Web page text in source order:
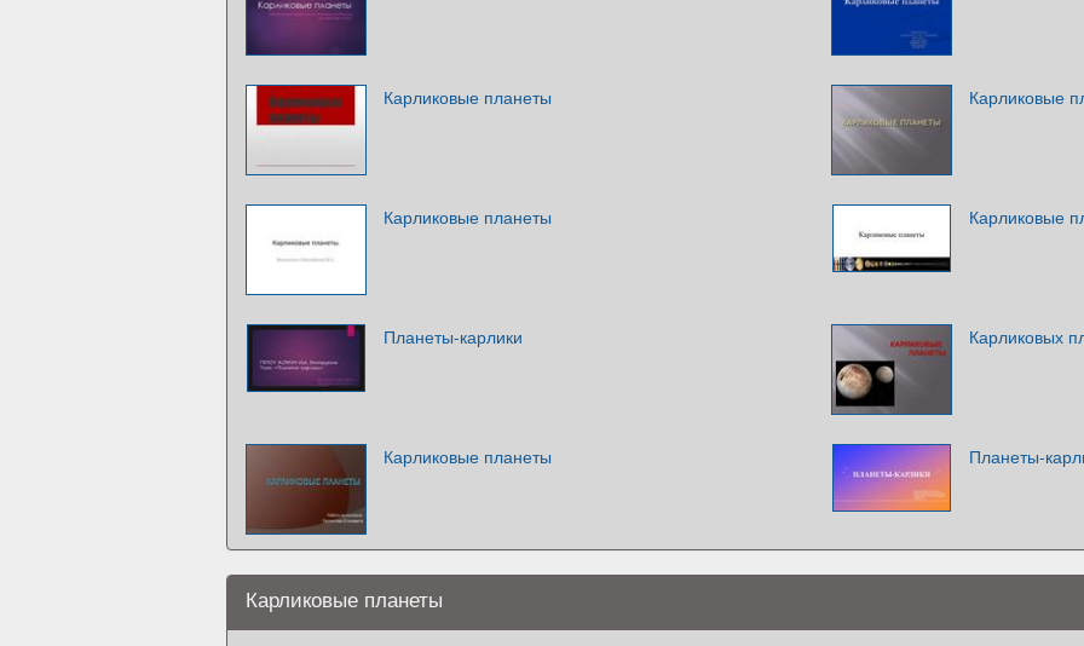
Карликовые планеты Карликовые
Карликовые планеты Карликовые
Планеты-карлики Карликовых
Карликовые планеты Планеты-
Карликовые планеты